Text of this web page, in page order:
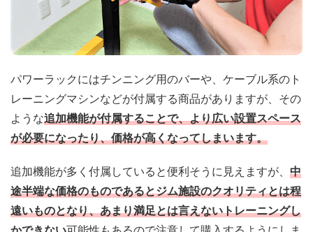
パワーラックにはチンニング用のバーや、ケーブル系のト
レーニングマシンなどが付属する商品がありますが、その
ような追加機能が付属することで、より広い設置スペース
が必要になったり、価格が高くなってしまいます。
追加機能が多く付属していると便利そうに見えますが、 中
途半端な価格のものであるとジム施設のクオリティとは程
遠いものとなり、あまり満足とは言えないトレーニングし